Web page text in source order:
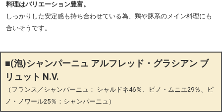
料理はバリエーション豊富。
しっかりした安定感も持ち合わせている為、鶏や豚系のメイン料理にも
合いそうです。
■(泡)シャンパーニュ アルフレッド・グラシアン ブ
リュット N.V.
（フランス／シャンパーニュ： シャルドネ46％、ピノ・ムニエ29％、ピ
ノ・ノワール25％：シャンパーニュ）